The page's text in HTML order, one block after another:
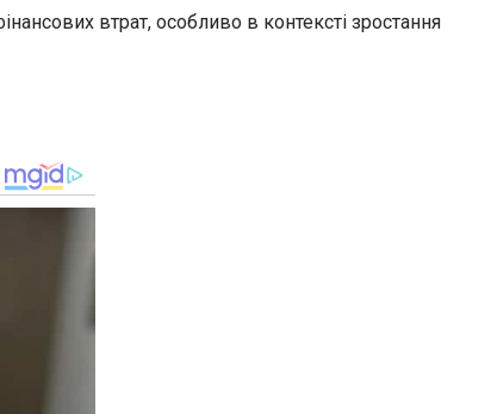
втрат, особливо в контексті зростання